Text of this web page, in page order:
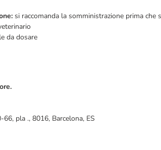
si raccomanda la somministrazione prima
da dosare
pla ., 8016, Barcelona, ES